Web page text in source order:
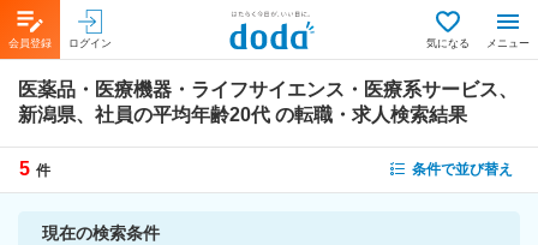
会員登録 ログイン 気になる メニュー
医薬品・医療機器・ライフサイエンス・医療系サービス、
新潟県、社員の平均年齢20代 の転職・求人検索結果
5 件 条件で並び替え
現在の検索条件